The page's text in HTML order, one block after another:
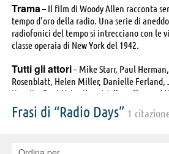
Trama – Il film di Woody Allen racconta
tempo d'oro della radio. Una serie di
radiofonici del tempo si intrecciano con le
classe operaia di New York del 1942.
Tutti gli attori– Mike Starr, Paul
Rosenblatt, Helen Miller, Danielle Ferland,
Kurnitz, David Warrilow, Wallace Shawn,
Flanagan, Seth Green, Michael Tucker,
William Magerman, Leah Carrey, Joy
Frasi di “Radio Days” 1